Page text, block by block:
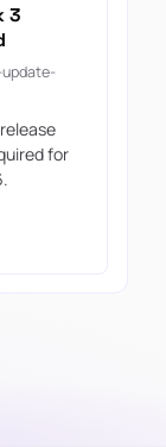
3
for